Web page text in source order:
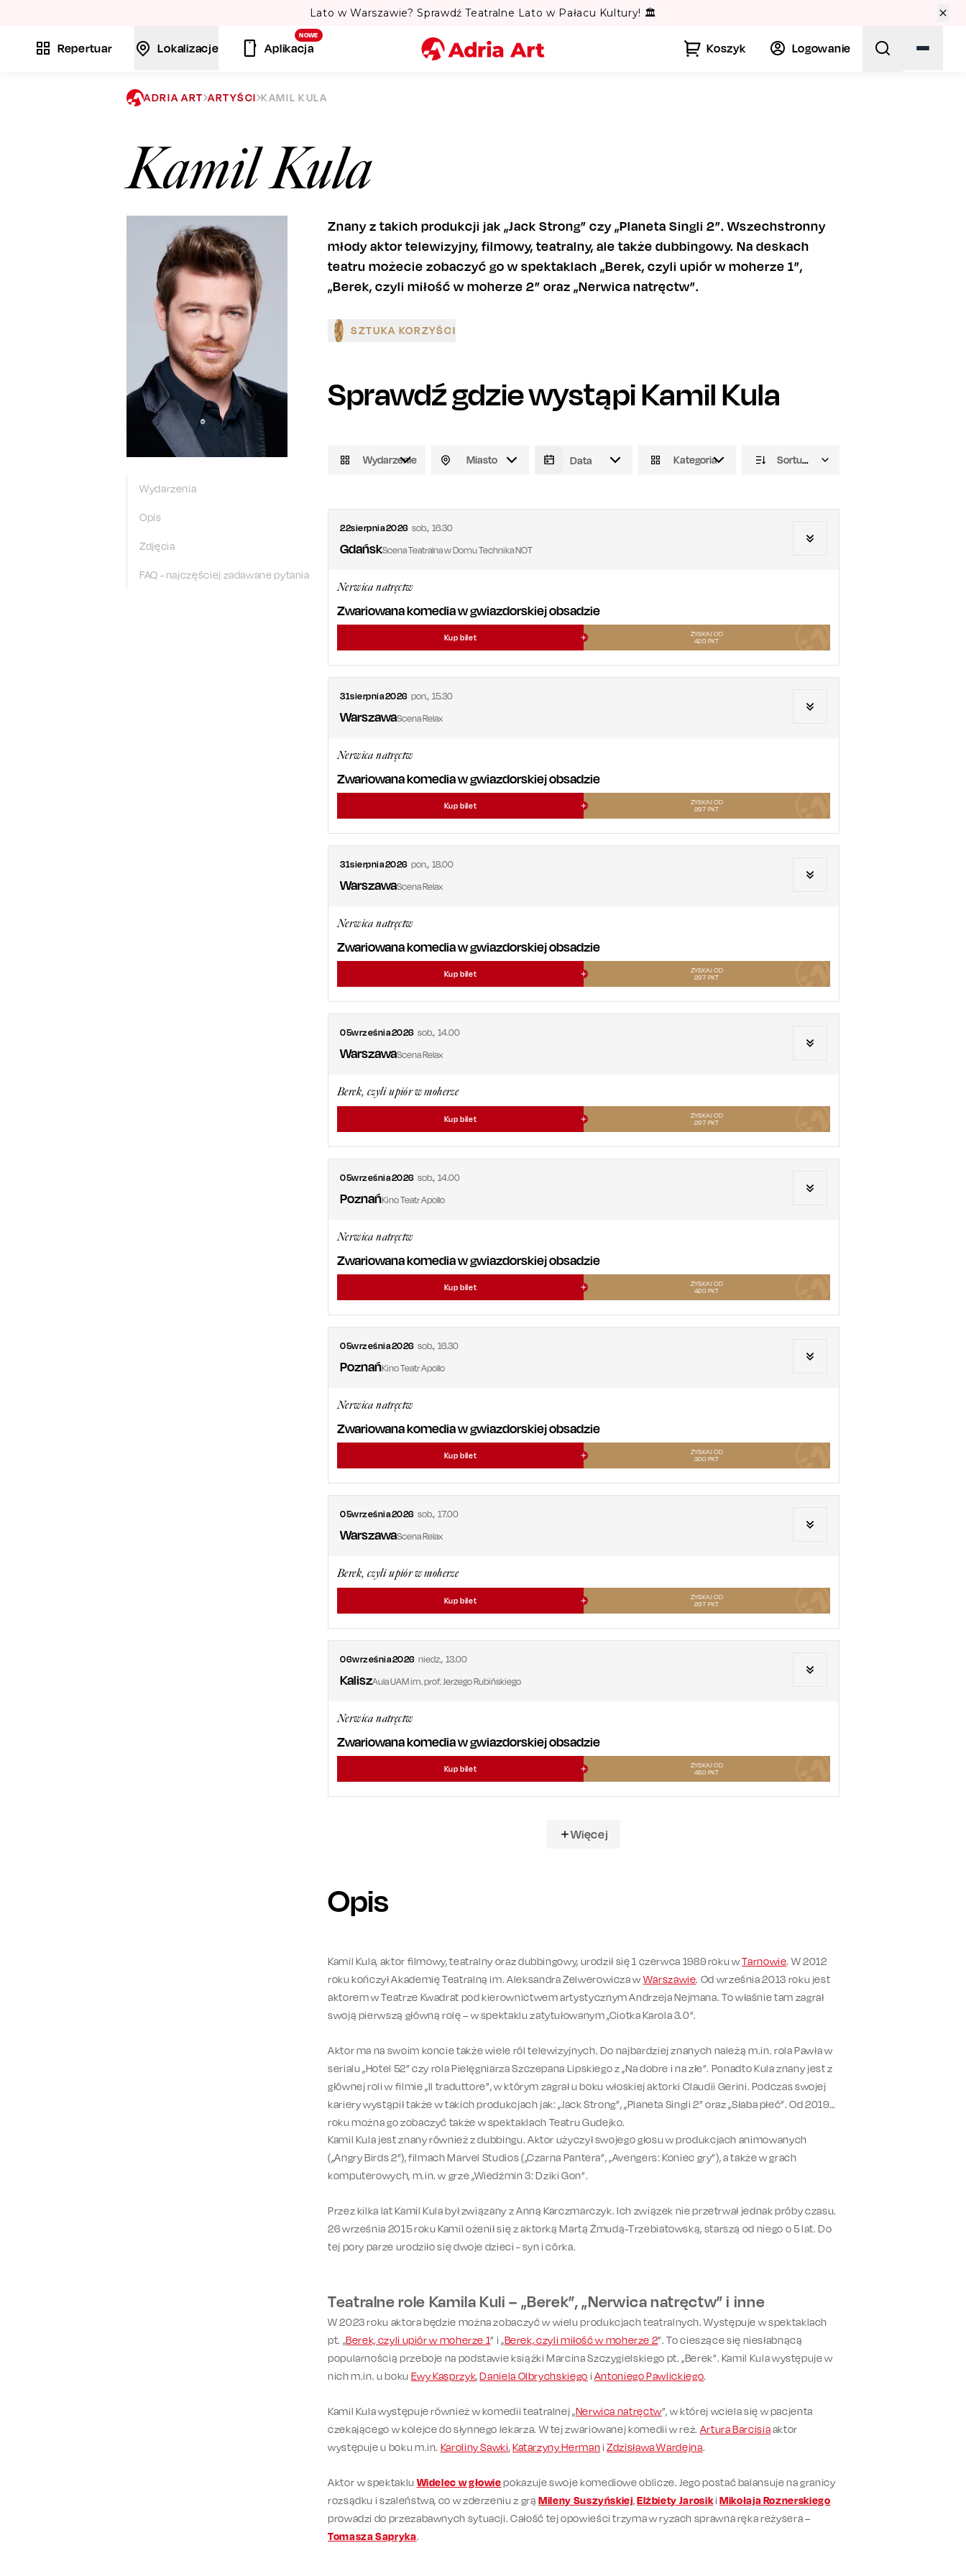
Lato w Warszawie? Sprawdź Teatralne Lato w Pałacu Kultury! 🏛️
Repertuar Lokalizacje
NOWE
Aplikacja Koszyk Logowanie
ADRIA ART ARTYŚCI KAMIL KULA
Kamil Kula
Wydarzenia
Opis
Zdjęcia
FAQ - najczęściej zadawane pytania
Znany z takich produkcji jak „Jack Strong” czy „Planeta Singli 2”. Wszechstronny
młody aktor telewizyjny, filmowy, teatralny, ale także dubbingowy. Na deskach
teatru możecie zobaczyć go w spektaklach „Berek, czyli upiór w moherze 1”,
„Berek, czyli miłość w moherze 2” oraz „Nerwica natręctw”.
SZTUKA KORZYŚCI
Sprawdź gdzie wystąpiKamil Kula
Wydarzenie Miasto Kategoria Sortuj domyślnie
22sierpnia2026 sob., 16.30
GdańskScena Teatralna w Domu Technika NOT
Nerwica natręctw
Zwariowana komedia w gwiazdorskiej obsadzie
Kup bilet
ZYSKAJ OD
420 PKT
31sierpnia2026 pon., 15.30
WarszawaScena Relax
Nerwica natręctw
Zwariowana komedia w gwiazdorskiej obsadzie
Kup bilet
ZYSKAJ OD
297 PKT
31sierpnia2026 pon., 18.00
WarszawaScena Relax
Nerwica natręctw
Zwariowana komedia w gwiazdorskiej obsadzie
Kup bilet
ZYSKAJ OD
297 PKT
05września2026 sob., 14.00
WarszawaScena Relax
Berek, czyli upiór w moherze
Kup bilet
ZYSKAJ OD
297 PKT
05września2026 sob., 14.00
PoznańKino Teatr Apollo
Nerwica natręctw
Zwariowana komedia w gwiazdorskiej obsadzie
Kup bilet
ZYSKAJ OD
420 PKT
05września2026 sob., 16.30
PoznańKino Teatr Apollo
Nerwica natręctw
Zwariowana komedia w gwiazdorskiej obsadzie
Kup bilet
ZYSKAJ OD
300 PKT
05września2026 sob., 17.00
WarszawaScena Relax
Berek, czyli upiór w moherze
Kup bilet
ZYSKAJ OD
297 PKT
06września2026 niedz., 13.00
KaliszAula UAM im. prof. Jerzego Rubińskiego
Nerwica natręctw
Zwariowana komedia w gwiazdorskiej obsadzie
Kup bilet
ZYSKAJ OD
480 PKT
Więcej
Opis
Kamil Kula, aktor filmowy, teatralny oraz dubbingowy, urodził się 1 czerwca 1989 roku wTarnowie. W 2012
roku kończył Akademię Teatralną im. Aleksandra Zelwerowicza wWarszawie. Od września 2013 roku jest
aktorem w Teatrze Kwadrat pod kierownictwem artystycznym Andrzeja Nejmana. To właśnie tam zagrał
swoją pierwszą główną rolę – w spektaklu zatytułowanym „Ciotka Karola 3.0”.
Aktor ma na swoim koncie także wiele ról telewizyjnych. Do najbardziej znanych należą m.in. rola Pawła w
serialu „Hotel 52” czy rola Pielęgniarza Szczepana Lipskiego z „Na dobre i na złe”. Ponadto Kula znany jest z
głównej roli w filmie „Il traduttore”, w którym zagrał u boku włoskiej aktorki Claudii Gerini. Podczas swojej
kariery wystąpił także w takich produkcjach jak: „Jack Strong”, „Planeta Singli 2” oraz „Słaba płeć”. Od 2019
roku można go zobaczyć także w spektaklach Teatru Gudejko.
Kamil Kula jest znany również z dubbingu. Aktor użyczył swojego głosu w produkcjach animowanych
(„Angry Birds 2”), filmach Marvel Studios („Czarna Pantera”, „Avengers: Koniec gry”), a także w grach
komputerowych, m.in. w grze „Wiedźmin 3: Dziki Gon”.
Przez kilka lat Kamil Kula był związany z Anną Karczmarczyk. Ich związek nie przetrwał jednak próby czasu.
26 września 2015 roku Kamil ożenił się z aktorką Martą Żmudą-Trzebiatowską, starszą od niego o 5 lat. Do
tej pory parze urodziło się dwoje dzieci - syn i córka.
Teatralne role Kamila Kuli – „Berek”, „Nerwica natręctw” i inne
W 2023 roku aktora będzie można zobaczyć w wielu produkcjach teatralnych. Występuje w spektaklach
pt. „Berek, czyli upiór w moherze 1” i „Berek, czyli miłość w moherze 2”. To cieszące się niesłabnącą
popularnością przeboje na podstawie książki Marcina Szczygielskiego pt. „Berek”. Kamil Kula występuje w
nich m.in. u boku Ewy Kasprzyk,Daniela Olbrychskiego i Antoniego Pawlickiego.
Kamil Kula występuje również w komedii teatralnej „Nerwica natręctw”, w której wciela się w pacjenta
czekającego w kolejce do słynnego lekarza. W tej zwariowanej komedii w reż. Artura Barcisiaaktor
występuje u boku m.in. Karoliny Sawki,Katarzyny HermaniZdzisława Wardejna.
Aktor w spektakluWidelec w głowiepokazuje swoje komediowe oblicze. Jego postać balansuje na granicy
rozsądku i szaleństwa, co w zderzeniu z grąMileny Suszyńskiej,Elżbiety JarosikiMikołaja Roznerskiego
prowadzi do przezabawnych sytuacji. Całość tej opowieści trzyma w ryzach sprawna ręka reżysera –
Tomasza Sapryka.